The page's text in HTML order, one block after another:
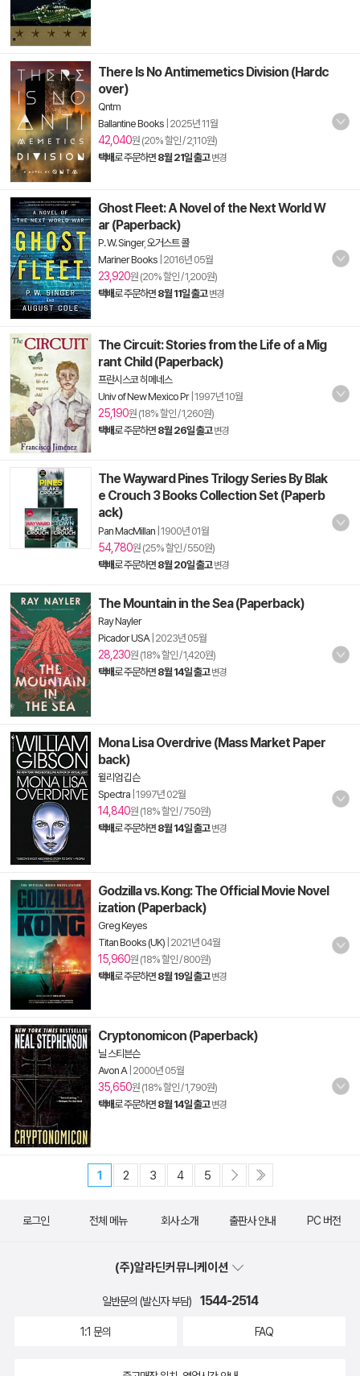
There Is No Antimemetics Division (Hardc
over)
Qntm
Ballantine Books 2025년 11월
42,040원 (20% 할인 / 2,110원)
택배로 주문하면 8월 21일 출고 변경
Ghost Fleet: A Novel of the Next World W
ar (Paperback)
P. W. Singer,오거스트 콜
Mariner Books 2016년 05월
23,920원 (20% 할인 / 1,200원)
택배로 주문하면 8월 11일 출고 변경
The Circuit: Stories from the Life of a Mig
rant Child (Paperback)
프란시스코 히메네스
Univ of New Mexico Pr| 1997년 10월
25,190원 (18% 할인 / 1,260원)
택배로 주문하면 8월 26일 출고 변경
The Wayward Pines Trilogy Series By Blak
e Crouch 3 Books Collection Set (Paperb
ack)
Pan MacMillan 1900년 01월
54,780원 (25% 할인 / 550원)
택배로 주문하면 8월 20일 출고 변경
The Mountain in the Sea (Paperback)
Ray Nayler
Picador USA| 2023년 05월
28,230원 (18% 할인 / 1,420원)
택배로 주문하면 8월 14일 출고 변경
Mona Lisa Overdrive (Mass Market Paper
back)
윌리엄 깁슨
Spectra 1997년 02월
14,840원 (18% 할인 / 750원)
택배로 주문하면 8월 14일 출고 변경
Godzilla vs. Kong: The Official Movie Novel
ization (Paperback)
Greg Keyes
Titan Books (UK) 2021년 04월
15,960원 (18% 할인 / 800원)
택배로 주문하면 8월 19일 출고 변경
Cryptonomicon (Paperback)
닐 스티븐슨
Avon A| 2000년 05월
35,650원 (18% 할인 / 1,790원)
택배로 주문하면 8월 14일 출고 변경
1 2 3 4 5
로그인 전체 메뉴 회사 소개 출판사 안내 PC 버전
(주)알라딘커뮤니케이션
일반문의 (발신자 부담) 1544-2514
1:1 문의 FAQ